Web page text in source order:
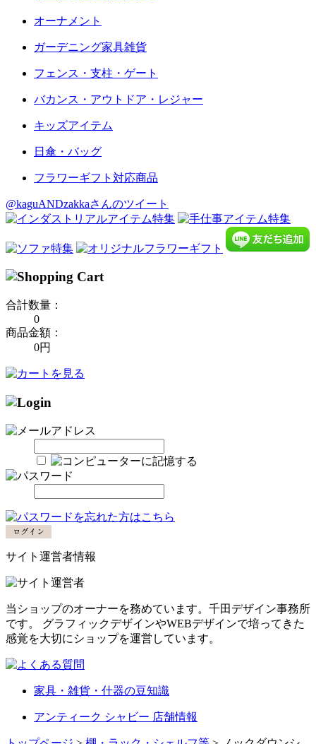
オーナメント
ガーデニング家具雑貨
フェンス・支柱・ゲート
バカンス・アウトドア・レジャー
キッズアイテム
日傘・バッグ
フラワーギフト対応商品
@kaguANDzakkaさんのツイート
合計数量：
0
商品金額：
0円
サイト運営者情報
当ショップのオーナーを務めています。千田デザイン事務所
です。 グラフィックデザインやWEBデザインで培ってきた
感覚を大切にショップを運営しています。
家具・雑貨・什器の豆知識
アンティーク シャビー 店舗情報